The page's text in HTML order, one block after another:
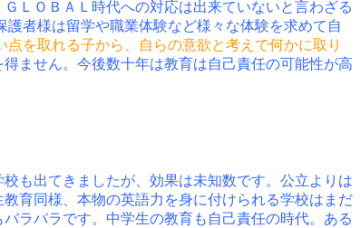
ＬＯＢＡＬ時代への対応は出来ていないと言わざる
者様は留学や職業体験など様々な体験を求めて自
点を取れる子から、自らの意欲と考えで何かに取り
ません。今後数十年は教育は自己責任の可能性が高
も出てきましたが、効果は未知数です。公立よりは
育同様、本物の英語力を身に付けられる学校はまだ
ラバラです。中学生の教育も自己責任の時代。ある